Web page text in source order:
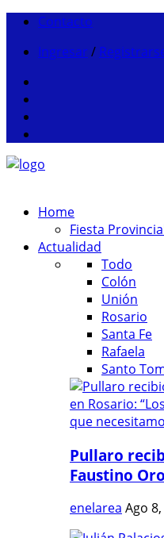
Contacto
Ingresar /
Home
Fiesta
Actualidad
Todo
Colón
Unión
Rosario
Santa Fe
Rafaela
Santo
Pullaro
Faustino
enelarea Ago